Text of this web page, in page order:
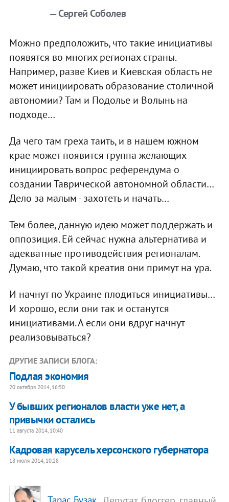
— Сергей Соболев
Можно предположить, что такие инициативы
появятся во многих регионах страны.
Например, разве Киев и Киевская область не
может инициировать образование столичной
автономии? Там и Подолье и Волынь на
подходе…
Да чего там греха таить, и в нашем южном
крае может появится группа желающих
инициировать вопрос референдума о
создании Таврической автономной области…
Дело за малым - захотеть и начать…
Тем более, данную идею может поддержать и
оппозиция. Ей сейчас нужна альтернатива и
адекватные противодействия регионалам.
Думаю, что такой креатив они примут на ура.
И начнут по Украине плодиться инициативы…
И хорошо, если они так и останутся
инициативами. А если они вдруг начнут
реализовываться?
ДРУГИЕ ЗАПИСИ БЛОГА:
Подлая экономия
20 октября 2014, 16:50
У бывших регионалов власти уже нет, а
привычки остались
11 августа 2014, 10:40
Кадровая карусель херсонского губернатора
18 июля 2014, 10:28